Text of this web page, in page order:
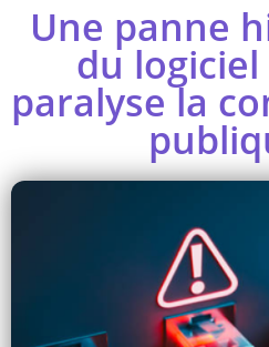
Une panne
du logiciel
paralyse la